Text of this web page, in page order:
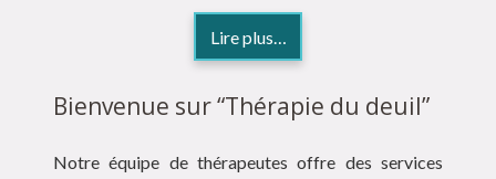
Lire plus…
Bienvenue sur “Thérapie du deuil”
Notre équipe de thérapeutes offre des services